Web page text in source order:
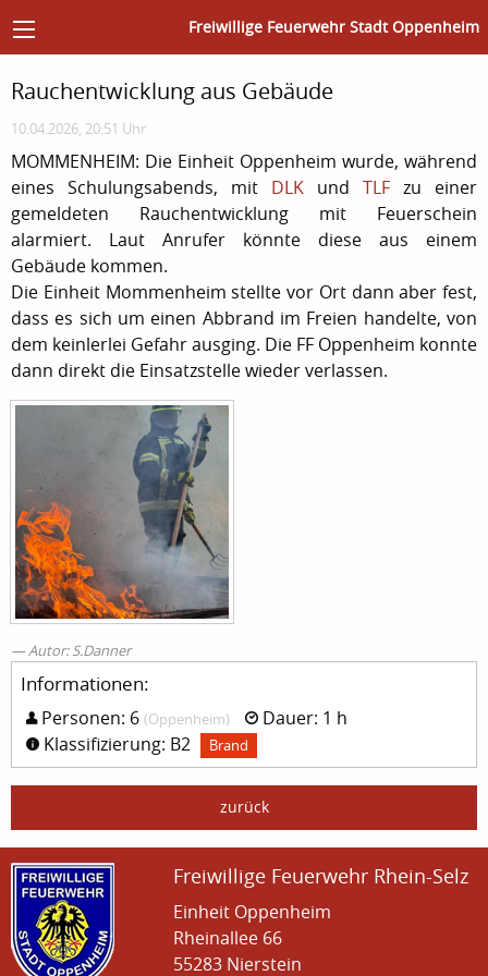
Freiwillige Feuerwehr Stadt Oppenheim
Rauchentwicklung aus Gebäude
10.04.2026, 20:51 Uhr
MOMMENHEIM: Die Einheit Oppenheim wurde, während
eines Schulungsabends, mit DLK und TLF zu einer
gemeldeten Rauchentwicklung mit Feuerschein
alarmiert. Laut Anrufer könnte diese aus einem
Gebäude kommen.
Die Einheit Mommenheim stellte vor Ort dann aber fest,
dass es sich um einen Abbrand im Freien handelte, von
dem keinlerlei Gefahr ausging. Die FF Oppenheim konnte
dann direkt die Einsatzstelle wieder verlassen.
Autor: S.Danner
Informationen:
Personen: 6 (Oppenheim)
Dauer: 1 h
Klassifizierung: B2
Brand
zurück
Freiwillige Feuerwehr Rhein-Selz
Einheit Oppenheim
Rheinallee 66
55283 Nierstein